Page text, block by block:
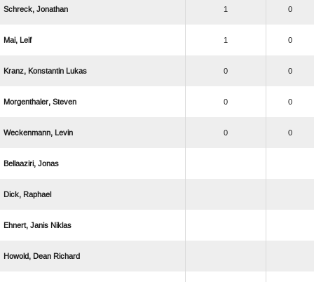
  1 0
  1 0
   0 0
  0 0
  0 0
 
 
  
  